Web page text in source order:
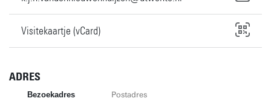
Visitekaartje (vCard)
ADRES
Bezoekadres Postadres